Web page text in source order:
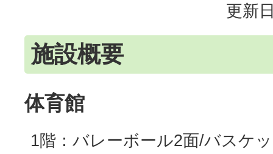
更新
施設概要
体育館
1階：バレーボール2面/バスケ